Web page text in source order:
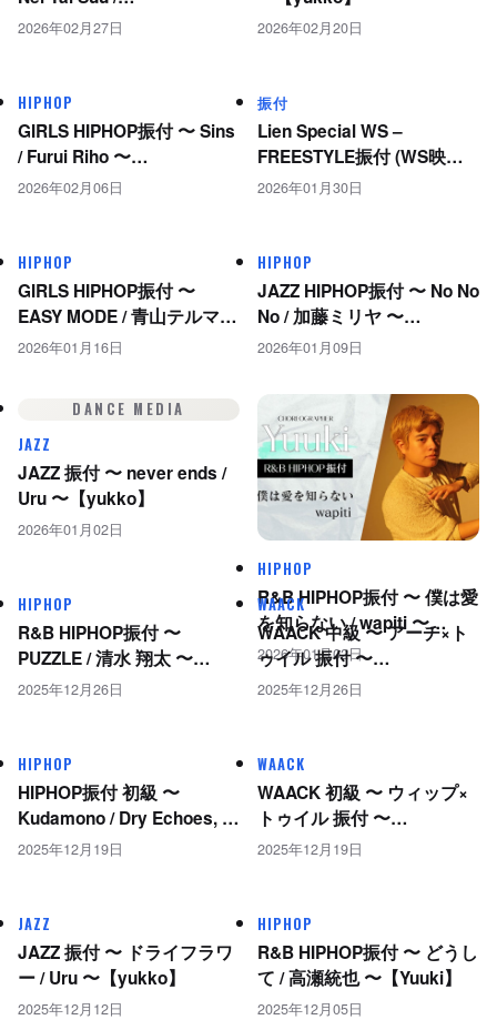
MuKuro,LazyWill & Kojoe
2026年02月27日 2026年02月20日
HIPHOP
GIRLS HIPHOP振付 〜 Sins
/ Furui Riho 〜
【Tokumiyu】
2026年02月06日
振付
Lien Special WS –
FREESTYLE振付 (WS映像
配信)〜A24 feat. 3House –
2026年01月30日
HIPHOP
GIRLS HIPHOP振付 〜
EASY MODE / 青山テルマ
〜【Tokumiyu】
2026年01月16日
HIPHOP
JAZZ HIPHOP振付 〜 No No
No / 加藤ミリヤ 〜
【Tokumiyu】
2026年01月09日
DANCE MEDIA
JAZZ
JAZZ 振付 〜 never ends /
Uru 〜【yukko】
2026年01月02日
HIPHOP
R&B HIPHOP振付 〜 僕は愛
を知らない / wapiti 〜
【Yuuki】
2026年01月02日
HIPHOP
R&B HIPHOP振付 〜
PUZZLE / 清水 翔太 〜
【Yuuki】
2025年12月26日
WAACK
WAACK 中級 〜 アーチ×ト
ゥイル 振付 〜
【MEDUSA】
2025年12月26日
HIPHOP
HIPHOP振付 初級 〜
Kudamono / Dry Echoes, 田
中光,FKD 〜【AKI】
2025年12月19日
WAACK
WAACK 初級 〜 ウィップ×
トゥイル 振付 〜
【MEDUSA】
2025年12月19日
JAZZ
JAZZ 振付 〜 ドライフラワ
ー / Uru 〜【yukko】
2025年12月12日
HIPHOP
R&B HIPHOP振付 〜 どうし
て / 高瀬統也 〜【Yuuki】
2025年12月05日